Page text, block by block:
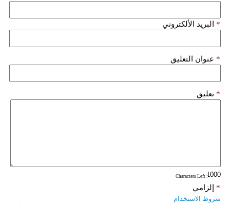
البريد الألكتروني *
عنوان التعليق *
تعليق *
: Characters Left
إلزامي *
شروط الاستخدام